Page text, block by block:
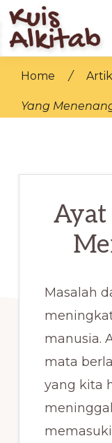
Skip
to
main
content
ALKITAB
Home /
Yang
Masalah
manusia.
mata
yang kita